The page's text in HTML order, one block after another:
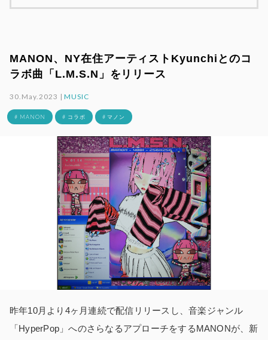
MANON、NY在住アーティストKyunchiとのコ
ラボ曲「L.M.S.N」をリリース
30.May.2023 |MUSIC
# MANON # コラボ # マノン
昨年10月より4ヶ月連続で配信リリースし、音楽ジャンル
「HyperPop」へのさらなるアプローチをするMANONが、新